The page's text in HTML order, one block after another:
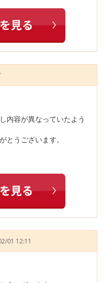
内容が異なっていたよう
とうございます。
01 12:11